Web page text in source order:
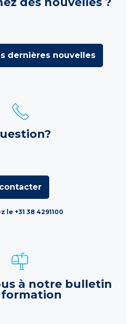
dernières nouvelles
contacter
le +31 38 4291100
à notre bulletin